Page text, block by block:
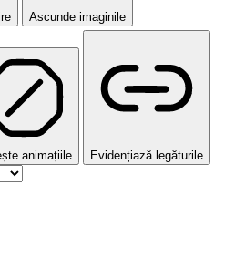
Ascunde imaginile
animațiile Evidențiază legăturile